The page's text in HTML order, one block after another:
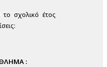
το σχολικό έτος
: